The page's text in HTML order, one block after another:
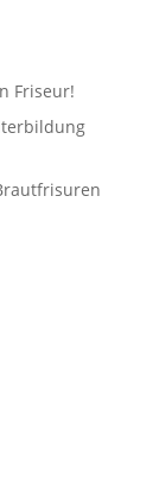
Friseur!